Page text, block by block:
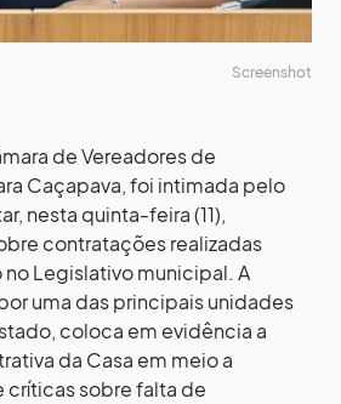
Screenshot
de Vereadores de
Caçapava, foi intimada pelo
nesta quinta-feira (11),
contratações realizadas
Legislativo municipal. A
uma das principais unidades
coloca em evidência a
da Casa em meio a
críticas sobre falta de